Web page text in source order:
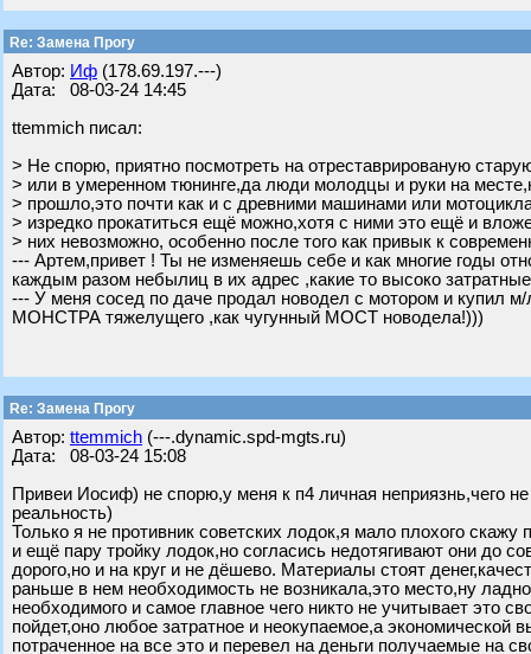
Re: Замена Прогу
Автор: Иф (178.69.197.---)
Дата: 08-03-24 14:45
ttemmich писал:
> Не спорю, приятно посмотреть на отреставрированую
> или в умеренном тюнинге,да люди молодцы и руки на
> прошло,это почти как и с древними машинами или
> изредко прокатиться ещё можно,хотя с ними это ещё и
> них невозможно, особенно после того как привык к
--- Артем,привет ! Ты не изменяешь себе и как многие годы
каждым разом небылиц в их адрес ,какие то высоко
--- У меня сосед по даче продал новодел с мотором и купил
МОНСТРА тяжелущего ,как чугунный МОСТ новодела!)))
Re: Замена Прогу
Автор: ttemmich (---.dynamic.spd-mgts.ru)
Дата: 08-03-24 15:08
Привеи Иосиф) не спорю,у меня к п4 личная неприязнь,чего
реальность)
Только я не противник советских лодок,я мало плохого скажу
и ещё пару тройку лодок,но согласись недотягивают они до
дорого,но и на круг и не дёшево. Материалы стоят
раньше в нем необходимость не возникала,это место,ну
необходимого и самое главное чего никто не учитывает это
пойдет,оно любое затратное и неокупаемое,а экономической
потраченное на все это и перевел на деньги получаемые на